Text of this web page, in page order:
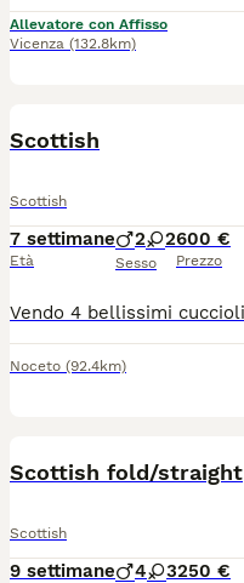
Allevatore con Affisso
Vicenza (132.8km)
Scottish
Scottish
7 settimane
Età
2 2
Sesso
600 €
Prezzo
Noceto (92.4km)
Scottish fold/straight
Scottish
9 settimane 4 3250 €